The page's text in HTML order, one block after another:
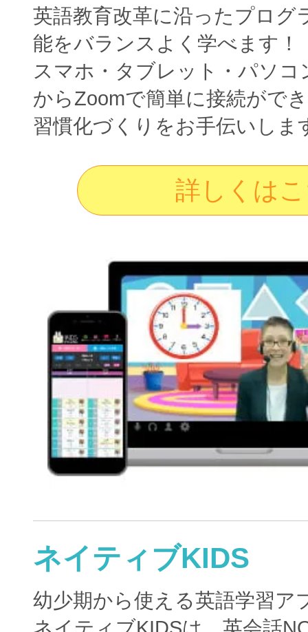
英語教育改革に沿ったプログ
能をバランスよく学べます！
スマホ・タブレット・パソ
からZoomで簡単に接続がで
習慣化づくりをお手伝いしま
詳しくは
ネイティブKIDS
幼少期から使える英語学習ア